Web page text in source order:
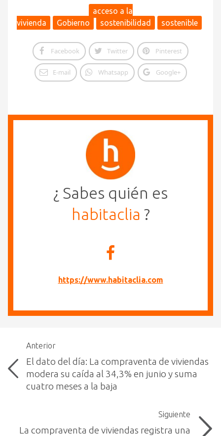
acceso a la
vivienda
Gobierno sostenibilidad sostenible
Facebook Twitter Pinterest
E-mail Whatsapp Google+
¿ Sabes quién es
habitaclia ?
https://www.habitaclia.com
Anterior
El dato del día: La compraventa de viviendas
modera su caída al 34,3% en junio y suma
cuatro meses a la baja
Siguiente
La compraventa de viviendas registra una